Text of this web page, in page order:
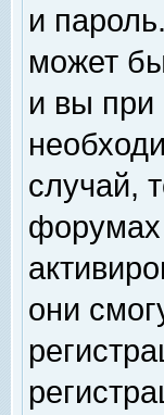
и
может
и вы при
случай,
форумах
они